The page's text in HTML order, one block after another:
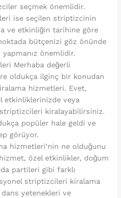
seçmek önemlidir.
ise seçilen striptizcinin
ve etkinliğin tarihine göre
bütçenizi göz önünde
önemlidir.
Merhaba değerli
oldukça ilginç bir konudan
hizmetleri. Evet,
etkinliklerinizde veya
kiralayabilirsiniz.
popüler hale geldi ve
görüyor.
hizmetleri‘nin ne olduğunu
özel etkinlikler, doğum
partileri gibi farklı
striptizcileri kiralama
yetenekleri ve